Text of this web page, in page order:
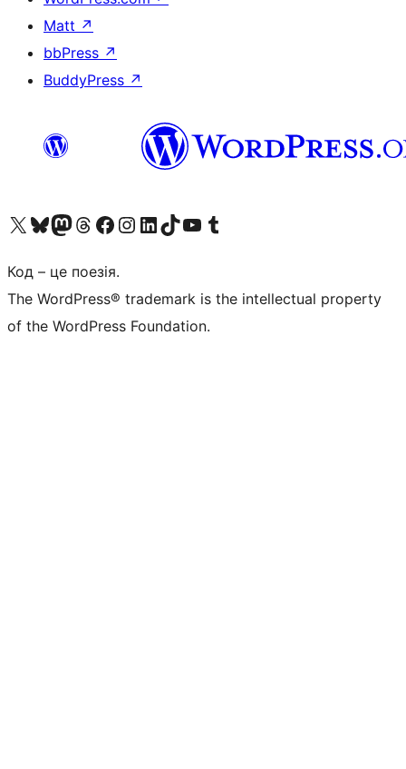
Matt ↗
bbPress ↗
BuddyPress ↗
Visit our X (formerly Twitter) account
Visit our Bluesky account
Завітайте до нашої стрічки в Mastodon
Visit our Threads account
Завітайте на нашу сторінку в Facebook
Visit our Instagram account
Visit our LinkedIn account
Visit our TikTok account
Visit our YouTube channel
Visit our Tumblr account
Код – це поезія.
The WordPress® trademark is the intellectual property
of the WordPress Foundation.